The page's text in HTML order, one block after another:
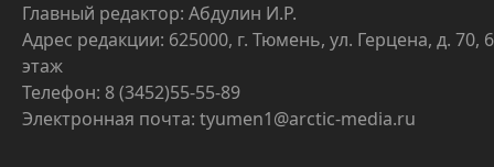
Главный редактор: Абдулин И.Р.
Адрес редакции: 625000, г. Тюмень, ул. Герцена, д. 70, 6
этаж
Телефон: 8 (3452)55-55-89
Электронная почта: tyumen1@arctic-media.ru